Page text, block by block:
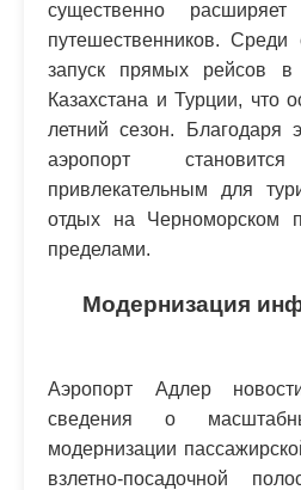
существенно
путешественников.
запуск прямых рейсов в
Казахстана и Турции, что
летний сезон. Благодаря
аэропорт
привлекательным для
отдых на Черноморском
пределами.
Модернизация
Аэропорт Адлер
сведения о
модернизации
взлетно-посадочной